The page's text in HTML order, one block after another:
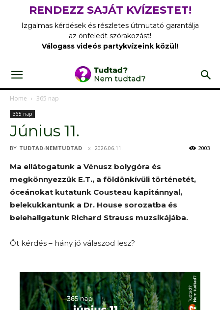
RENDEZZ SAJÁT KVÍZESTET!
Izgalmas kérdések és részletes útmutató garantálja
az önfeledt szórakozást!
Válogass videós partykvízeink közül!
Home 365 nap
365 nap
Június 11.
BY TUDTAD-NEMTUDTAD 2026.06.11. 2003
Ma ellátogatunk a Vénusz bolygóra és
megkönnyezzük E.T., a földönkívüli történetét,
óceánokat kutatunk Cousteau kapitánnyal,
belekukkantunk a Dr. House sorozatba és
belehallgatunk Richard Strauss muzsikájába.
Öt kérdés – hány jó válaszod lesz?